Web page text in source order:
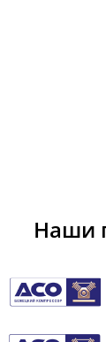
Наши